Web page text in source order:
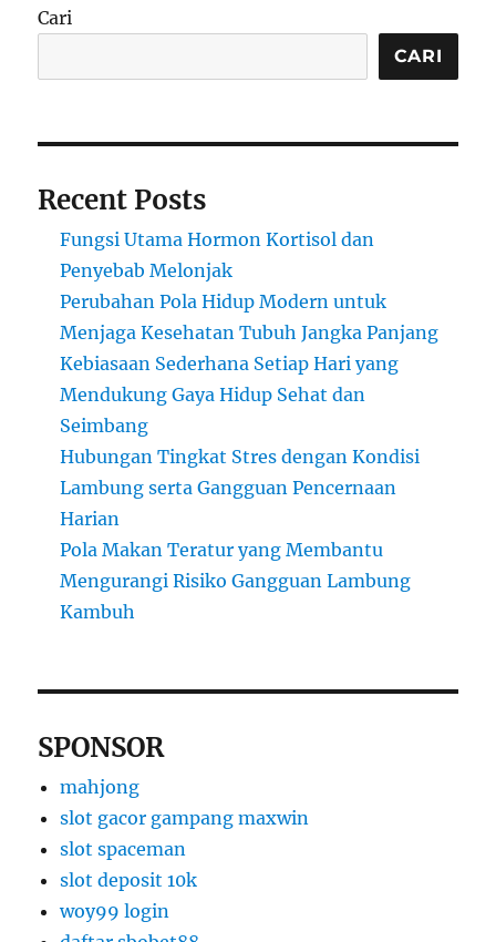
Cari
CARI
Recent Posts
Fungsi Utama Hormon Kortisol dan
Penyebab Melonjak
Perubahan Pola Hidup Modern untuk
Menjaga Kesehatan Tubuh Jangka Panjang
Kebiasaan Sederhana Setiap Hari yang
Mendukung Gaya Hidup Sehat dan
Seimbang
Hubungan Tingkat Stres dengan Kondisi
Lambung serta Gangguan Pencernaan
Harian
Pola Makan Teratur yang Membantu
Mengurangi Risiko Gangguan Lambung
Kambuh
SPONSOR
mahjong
slot gacor gampang maxwin
slot spaceman
slot deposit 10k
woy99 login